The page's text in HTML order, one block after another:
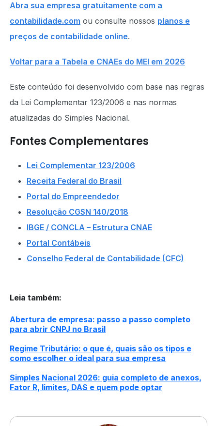
Abra sua empresa gratuitamente com a
contabilidade.com ou consulte nossos planos e
preços de contabilidade online.
Voltar para a Tabela e CNAEs do MEI em 2026
Este conteúdo foi desenvolvido com base nas regras
da Lei Complementar 123/2006 e nas normas
atualizadas do Simples Nacional.
Fontes Complementares
Lei Complementar 123/2006
Receita Federal do Brasil
Portal do Empreendedor
Resolução CGSN 140/2018
IBGE / CONCLA – Estrutura CNAE
Portal Contábeis
Conselho Federal de Contabilidade (CFC)
Leia também:
Abertura de empresa: passo a passo completo
para abrir CNPJ no Brasil
Regime Tributário: o que é, quais são os tipos e
como escolher o ideal para sua empresa
Simples Nacional 2026: guia completo de anexos,
Fator R, limites, DAS e quem pode optar